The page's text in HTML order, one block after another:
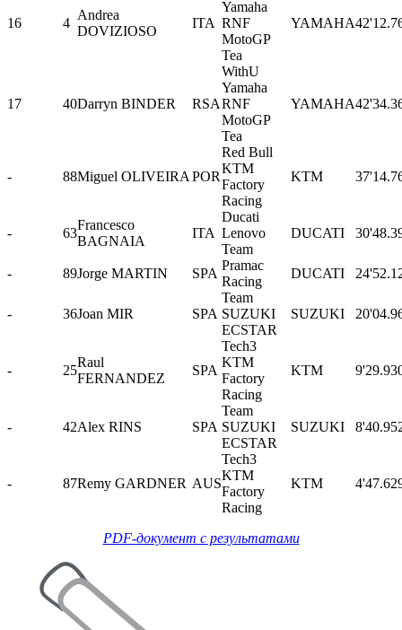
16 4
Andrea
DOVIZIOSO
ITA
Yamaha
RNF
MotoGP
Tea
YAMAHA
17 40Darryn BINDER RSA
WithU
Yamaha
RNF
MotoGP
Tea
YAMAHA
- 88Miguel OLIVEIRA POR
Red Bull
KTM
Factory
Racing
KTM
- 63
Francesco
BAGNAIA
ITA
Ducati
Lenovo
Team
DUCATI
- 89Jorge MARTIN SPA
Pramac
Racing
DUCATI
- 36Joan MIR SPA
Team
SUZUKI
ECSTAR
SUZUKI
- 25
Raul
FERNANDEZ
SPA
Tech3
KTM
Factory
Racing
KTM
- 42Alex RINS SPA
Team
SUZUKI
ECSTAR
SUZUKI
- 87Remy GARDNER AUS
Tech3
KTM
Factory
Racing
KTM
PDF-документ с результатами